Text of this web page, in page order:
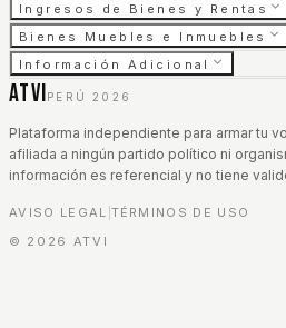
Ingresos de Bienes y Rentas
Bienes Muebles e Inmuebles
Información Adicional
ATVI PERÚ 2026
Plataforma independiente para armar tu
afiliada a ningún partido político ni
información es referencial y no tiene
AVISO LEGAL TÉRMINOS DE USO
© 2026 ATVI